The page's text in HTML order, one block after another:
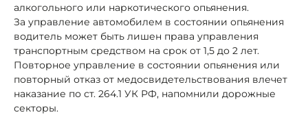
алкогольного или наркотического опьянения.
За управление автомобилем в состоянии опьянения
водитель может быть лишен права управления
транспортным средством на срок от 1,5 до 2 лет.
Повторное управление в состоянии опьянения или
повторный отказ от медосвидетельствования влечет
наказание по ст. 264.1 УК РФ, напомнили дорожные
секторы.